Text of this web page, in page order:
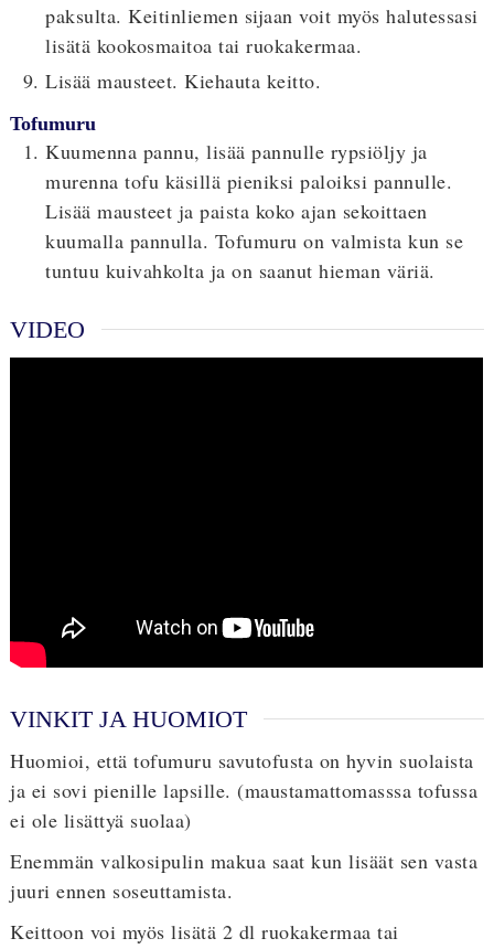
paksulta. Keitinliemen sijaan voit myös halutessasi
lisätä kookosmaitoa tai ruokakermaa.
Lisää mausteet. Kiehauta keitto.
Tofumuru
Kuumenna pannu, lisää pannulle rypsiöljy ja
murenna tofu käsillä pieniksi paloiksi pannulle.
Lisää mausteet ja paista koko ajan sekoittaen
kuumalla pannulla. Tofumuru on valmista kun se
tuntuu kuivahkolta ja on saanut hieman väriä.
VIDEO
VINKIT JA HUOMIOT
Huomioi, että tofumuru savutofusta on hyvin suolaista
ja ei sovi pienille lapsille. (maustamattomasssa tofussa
ei ole lisättyä suolaa)
Enemmän valkosipulin makua saat kun lisäät sen vasta
juuri ennen soseuttamista.
Keittoon voi myös lisätä 2 dl ruokakermaa tai